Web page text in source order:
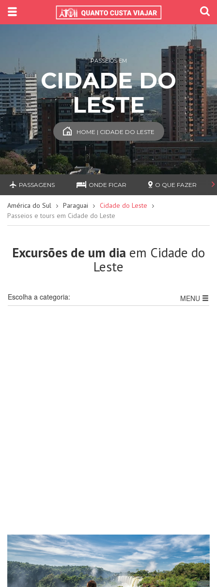
PASSEIOS EM
CIDADE DO
LESTE
HOME | CIDADE DO LESTE
PASSAGENS ONDE FICAR O QUE FAZER
América do Sul Paraguai
Cidade do Leste
Passeios e tours em Cidade do Leste
Excursões de um dia em Cidade do
Leste
MENU
Escolha a categoria: